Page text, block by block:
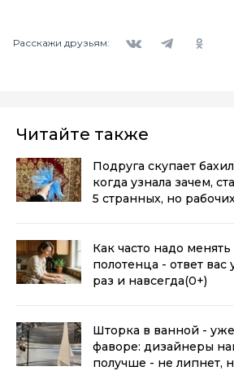
Расскажи друзьям:
Читайте также
Подруга скупает
когда узнала зачем,
5 странных, но
Как часто надо
полотенца - ответ
раз и навсегда(0+)
Шторка в ванной -
фаворе: дизайнеры
получше - не липнет,